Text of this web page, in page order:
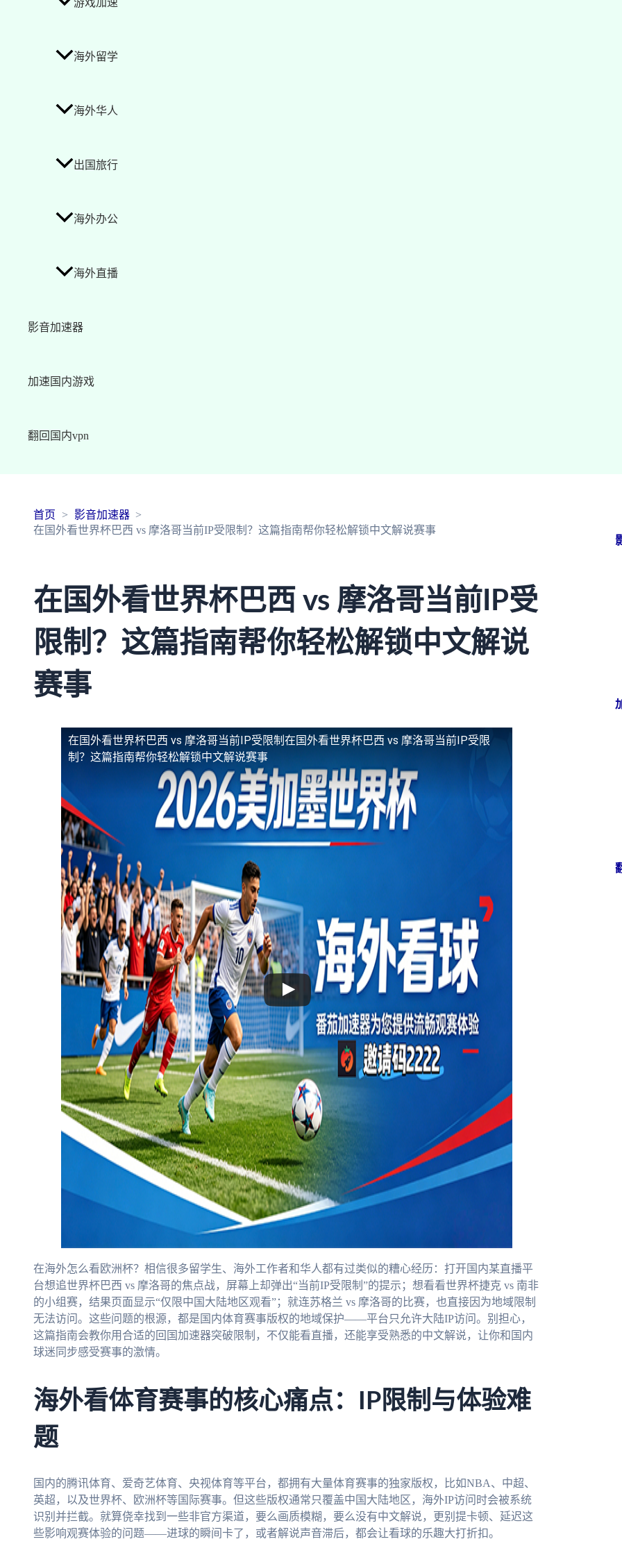
游戏加速
海外留学
海外华人
出国旅行
海外办公
海外直播
影音加速器
加速国内游戏
翻回国内vpn
首页
影音加速器
在国外看世界杯巴西 vs 摩洛哥当前IP受限制？这篇指南帮你轻松解锁中文解说赛事
在国外看世界杯巴西 vs 摩洛哥当前IP受
限制？这篇指南帮你轻松解锁中文解说
赛事
在国外看世界杯巴西 vs 摩洛哥当前IP受限制 在国外看世界杯巴西 vs 摩洛哥当前IP受限
制？这篇指南帮你轻松解锁中文解说赛事
在海外怎么看欧洲杯？相信很多留学生、海外工作者和华人都有过类似的糟心经历：打开国内某直播平
台想追世界杯巴西 vs 摩洛哥的焦点战，屏幕上却弹出“当前IP受限制”的提示；想看看世界杯捷克 vs 南非
的小组赛，结果页面显示“仅限中国大陆地区观看”；就连苏格兰 vs 摩洛哥的比赛，也直接因为地域限制
无法访问。这些问题的根源，都是国内体育赛事版权的地域保护——平台只允许大陆IP访问。别担心，
这篇指南会教你用合适的回国加速器突破限制，不仅能看直播，还能享受熟悉的中文解说，让你和国内
球迷同步感受赛事的激情。
海外看体育赛事的核心痛点：IP限制与体验难
题
国内的腾讯体育、爱奇艺体育、央视体育等平台，都拥有大量体育赛事的独家版权，比如NBA、中超、
英超，以及世界杯、欧洲杯等国际赛事。但这些版权通常只覆盖中国大陆地区，海外IP访问时会被系统
识别并拦截。就算侥幸找到一些非官方渠道，要么画质模糊，要么没有中文解说，更别提卡顿、延迟这
些影响观赛体验的问题——进球的瞬间卡了，或者解说声音滞后，都会让看球的乐趣大打折扣。